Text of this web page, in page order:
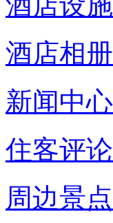
酒店相册
新闻中心
住客评论
周边景点